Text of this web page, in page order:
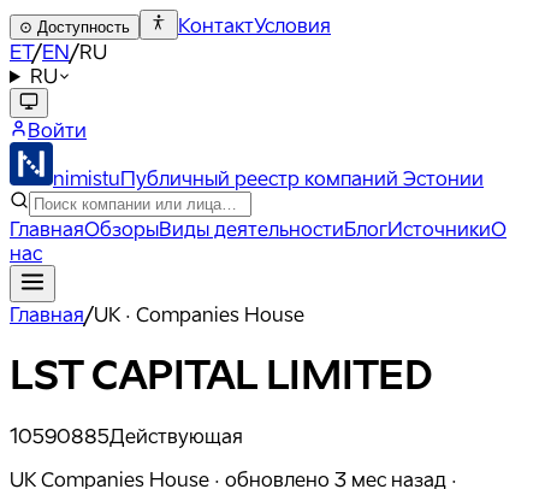
⊙ Доступность КонтактУсловия
ET/EN/RU
RU
Войти
nimistuПубличный реестр компаний Эстонии
ГлавнаяОбзорыВиды деятельностиБлогИсточникиО
нас
Главная/UK · Companies House
LST CAPITAL LIMITED
10590885Действующая
UK Companies House · обновлено 3 мес назад ·